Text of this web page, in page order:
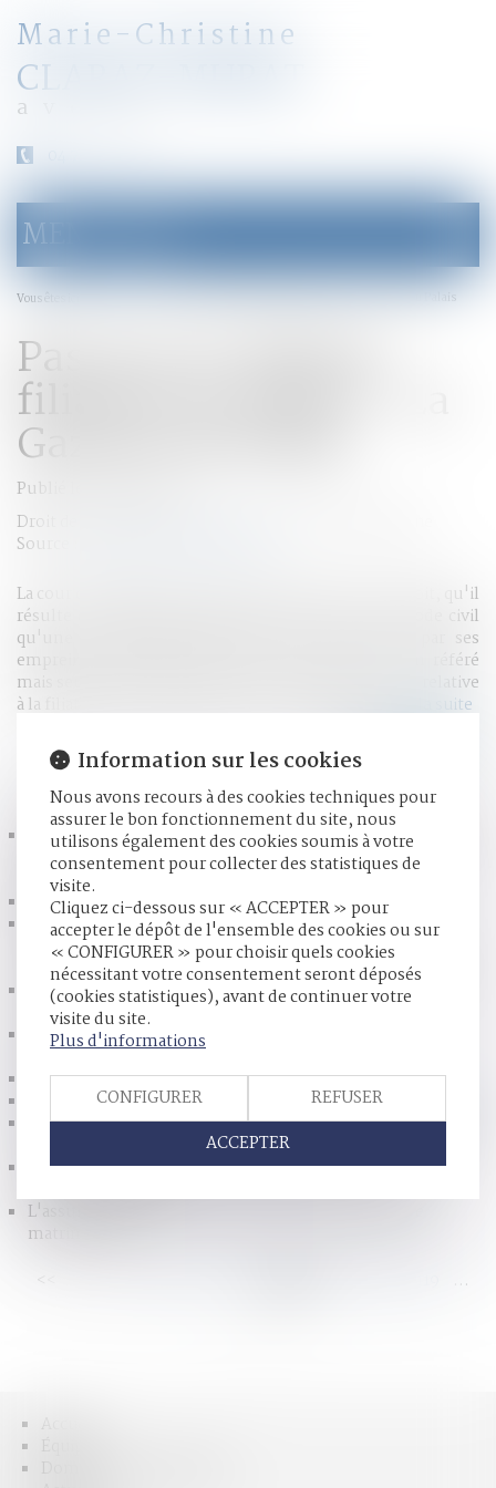
Marie-Christine
CLARAZ-MURAT
avocat
le
menu
MENU
Vous êtes ici : Pas de test ADN de filiation en référé - La Gazette du Palais
Pas de test ADN de
filiation en référé - La
Gazette du Palais
Publié le :
Droit de la famille, des personnes et de leur patrimoine
Source :
La cour d’appel d'Aix-en-Provence retient, à bon droit, qu'il
résulte du cinquième alinéa de l'article 16-11 du Code civil
qu'une mesure d'identification d'une personne par ses
empreintes génétiques ne peut être ordonnée en référé
mais seulement à l'occasion d'une instance au fond relative
à la filiation et ces dispositions, qui ne privent...
Lire la suite
HISTORIQUE
Proposition de loi précisant le déroulement de l'audience
d'homologation de la comparution sur reconnaissance
préalable de culpabilité
L'intérêt à changer de nom doit être légitime
Motif légitime de refus de l'expertise biologique en
matière de filiation : l'intérêt supérieur de l'enfant ne
constitue pas en soi un motif légitime de refus | Lexbase
Tutelle, curatelle : comment protéger un proche âgé
vulnérable?
Le divorce pour faute sera maintenu - Divorce - Le
Particulier
La France pourrait finalement interdire la fessée
Pas de test ADN de filiation en référé - La Gazette du Palais
Pension alimentaire : conditions d’octroi de l’allocation de
soutien familial (ASF) -Le monde du droit
La fonction juridique du livret de famille - Personnes
L'assurance-vie ne tombe pas dans la communauté
matrimoniale
<<
...
Accueil
Information sur les cookies
Nous avons recours à des cookies techniques pour
assurer le bon fonctionnement du site, nous
utilisons également des cookies soumis à votre
consentement pour collecter des statistiques de
visite.
Cliquez ci-dessous sur « ACCEPTER » pour
accepter le dépôt de l'ensemble des cookies ou sur
« CONFIGURER » pour choisir quels cookies
nécessitant votre consentement seront déposés
(cookies statistiques), avant de continuer votre
visite du site.
Plus d'informations
CONFIGURER
REFUSER
ACCEPTER